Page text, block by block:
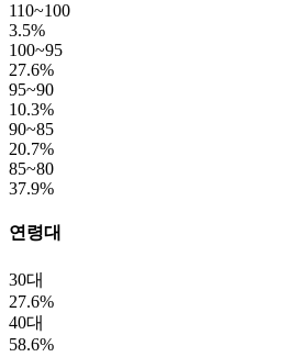
110~100
3.5%
100~95
27.6%
95~90
10.3%
90~85
20.7%
85~80
37.9%
연령대
30대
27.6%
40대
58.6%